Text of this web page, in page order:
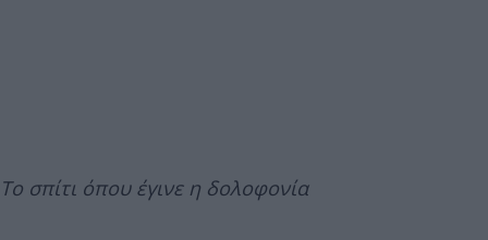
Το σπίτι όπου έγινε η δολοφονία